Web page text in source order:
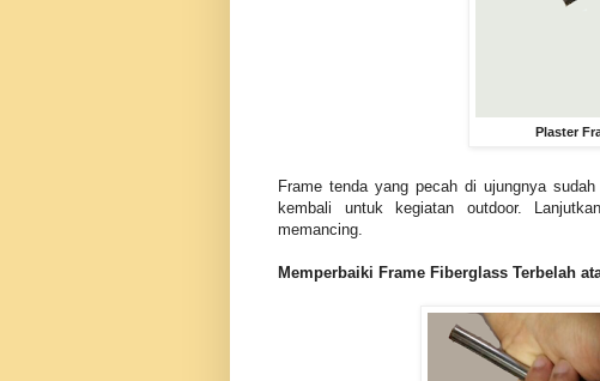
Plaster
Frame tenda yang pecah di ujungnya
kembali untuk kegiatan outdoor.
memancing.
Memperbaiki Frame Fiberglass Terbelah